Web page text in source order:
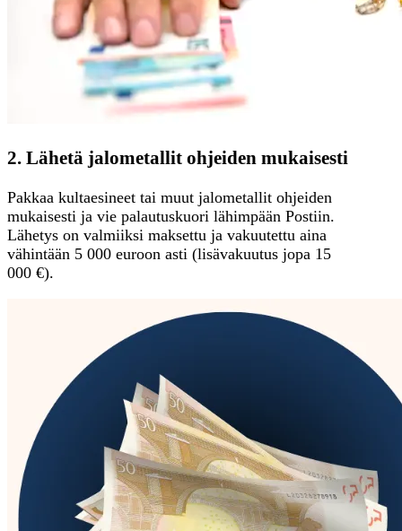
2. Lähetä jalometallit ohjeiden mukaisesti
Pakkaa kultaesineet tai muut jalometallit ohjeiden
mukaisesti ja vie palautuskuori lähimpään Postiin.
Lähetys on valmiiksi maksettu ja vakuutettu aina
vähintään 5 000 euroon asti (lisävakuutus jopa 15
000 €).